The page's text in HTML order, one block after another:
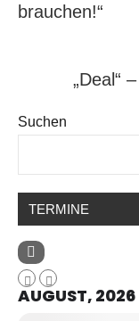
brauchen!“
„Deal“
Suchen
TERMINE
AUGUST, 2026